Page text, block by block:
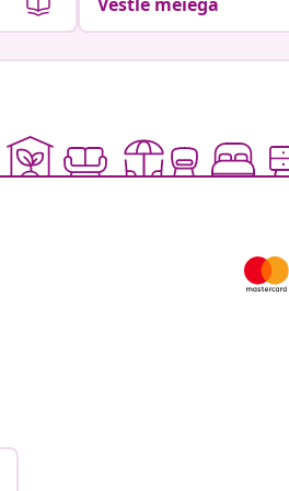
Vestle meiega